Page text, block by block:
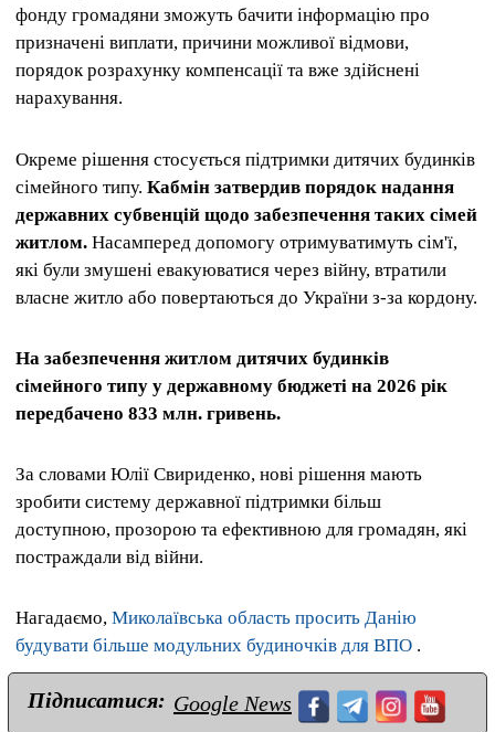
фонду громадяни зможуть бачити інформацію про
призначені виплати, причини можливої ​​відмови,
порядок розрахунку компенсації та вже здійснені
нарахування.
Окреме рішення стосується підтримки дитячих будинків
сімейного типу. Кабмін затвердив порядок надання
державних субвенцій щодо забезпечення таких сімей
житлом. Насамперед допомогу отримуватимуть сім'ї,
які були змушені евакуюватися через війну, втратили
власне житло або повертаються до України з-за кордону.
На забезпечення житлом дитячих будинків
сімейного типу у державному бюджеті на 2026 рік
передбачено 833 млн. гривень.
За словами Юлії Свириденко, нові рішення мають
зробити систему державної підтримки більш
доступною, прозорою та ефективною для громадян, які
постраждали від війни.
Нагадаємо, Миколаївська область просить Данію
будувати більше модульних будиночків для ВПО .
Підписатися: Google News